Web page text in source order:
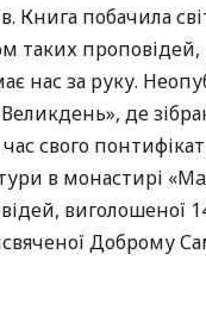
Книга побачила
таких проповідей,
нас за руку.
де
свого
в монастирі
виголошеної
Доброму